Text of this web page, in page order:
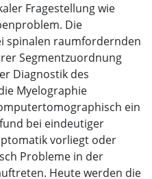
Fragestellung wie
Die
spinalen raumfordernden
Segmentzuordnung
Diagnostik des
Myelographie
ein
bei eindeutiger
vorliegt oder
Probleme in der
Heute werden die